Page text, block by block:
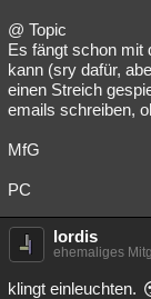
@ Topic
Es fängt schon mit
kann (sry dafür,
einen Streich
emails schreiben,
MfG
PC
lordis
ehemaliges
klingt einleuchten.